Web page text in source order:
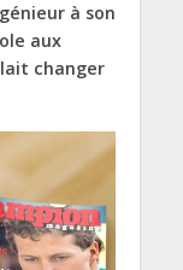
à son
aux
changer